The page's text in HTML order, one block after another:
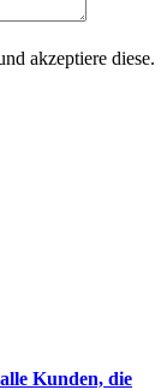
akzeptiere diese.
Kunden, die